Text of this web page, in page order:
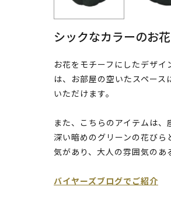
シックなカラーのお
お花をモチーフにしたデザ
は、お部屋の空いたスペー
いただけます。
また、こちらのアイテムは、
深い暗めのグリーンの花び
気があり、大人の雰囲気のあ
バイヤーズブログでご紹介